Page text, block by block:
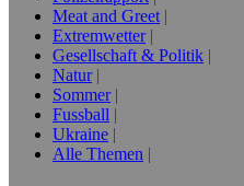
Meat and Greet
Extremwetter
Gesellschaft & Politik
Natur
Sommer
Fussball
Ukraine
Alle Themen